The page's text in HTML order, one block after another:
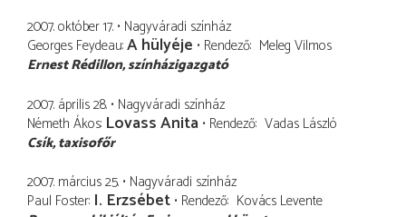
2007. október 17. Nagyváradi színház
Georges Feydeau A hülyéje Rendező Meleg Vilmos
Ernest Rédillon színházigazgató
2007. április 28. Nagyváradi színház
Németh Ákos Lovass Anita Rendező Vadas László
Csík taxisofőr
2007. március 25. Nagyváradi színház
Paul Foster I. Erzsébet Rendező Kovács Levente